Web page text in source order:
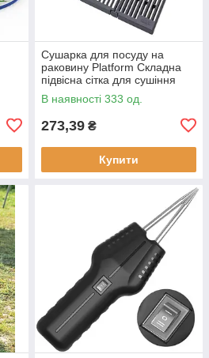
Сушарка для посуду на
раковину Platform Складна
підвісна сітка для сушіння
В наявності 333 од.
273,39 ₴
Купити